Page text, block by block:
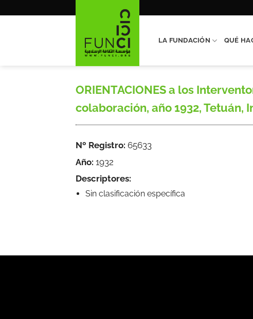
LA FUNDACIÓN QUÉ
ORIENTACIONES a los
colaboración, año 1932, Tetuán,
Nº Registro: 65633
Año: 1932
Descriptores:
Sin clasificación específica